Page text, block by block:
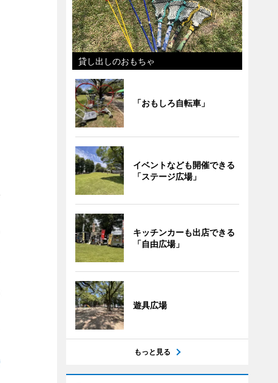
貸し出しのおもちゃ
「おもしろ自転車」
イベントなども開催できる
「ステージ広場」
キッチンカーも出店できる
「自由広場」
遊具広場
もっと見る